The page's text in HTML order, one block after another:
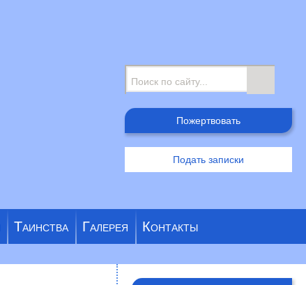
Пожертвовать
Подать записки
Таинства Галерея Контакты